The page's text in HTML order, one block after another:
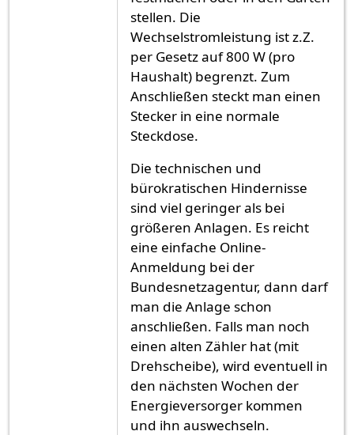
stellen. Die
Wechselstromleistung ist z.Z.
per Gesetz auf 800 W (pro
Haushalt) begrenzt. Zum
Anschließen steckt man einen
Stecker in eine normale
Steckdose.
Die technischen und
bürokratischen Hindernisse
sind viel geringer als bei
größeren Anlagen. Es reicht
eine einfache Online-
Anmeldung bei der
Bundesnetzagentur, dann darf
man die Anlage schon
anschließen. Falls man noch
einen alten Zähler hat (mit
Drehscheibe), wird eventuell in
den nächsten Wochen der
Energieversorger kommen
und ihn auswechseln.